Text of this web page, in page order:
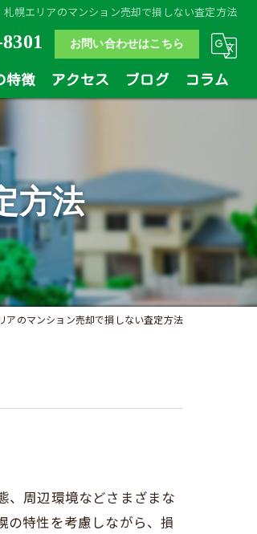
札幌エリアのマンション売却で損しない査定方法
お問い合わせはこちら
特徴
ョン
え
アクセス ブログ コラム
方法
アのマンション売却で損しない査定方法
、周辺環境などさまざまな
の特性を考慮しながら、損